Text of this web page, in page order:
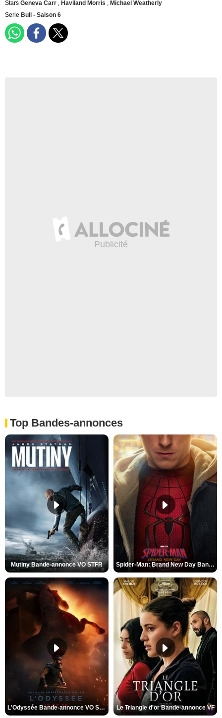
Stars Geneva Carr , Haviland Morris , Michael Weatherly
Serie Bull - Saison 6
Top Bandes-annonces
Mutiny Bande-annonce VO STFR Spider-Man: Brand New Day Bande-annonce VO STFR
L'Odyssée Bande-annonce VO STFR Le Triangle d'or Bande-annonce VF